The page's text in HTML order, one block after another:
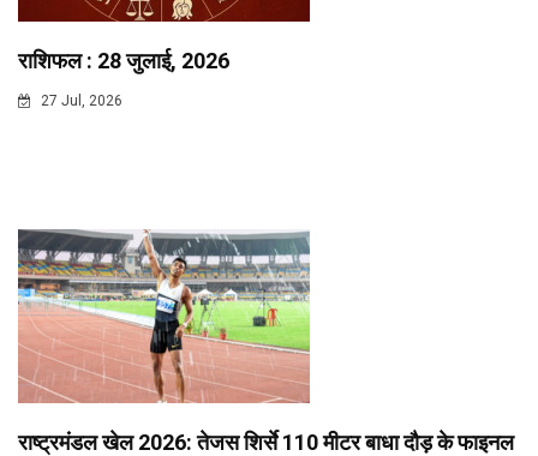
राशिफल : 28 जुलाई, 2026
27 Jul, 2026
राष्ट्रमंडल खेल 2026: तेजस शिर्से 110 मीटर बाधा दौड़ के फाइनल